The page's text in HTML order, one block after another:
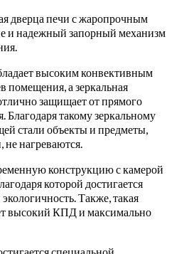
дверца печи с жаропрочным
и надежный запорный механизм
высоким конвективным
помещения, а зеркальная
защищает от прямого
Благодаря такому зеркальному
стали объекты и предметы,
не нагреваются.
конструкцию с камерой
которой достигается
Также, такая
высокий КПД и максимально